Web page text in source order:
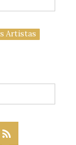
Artistas